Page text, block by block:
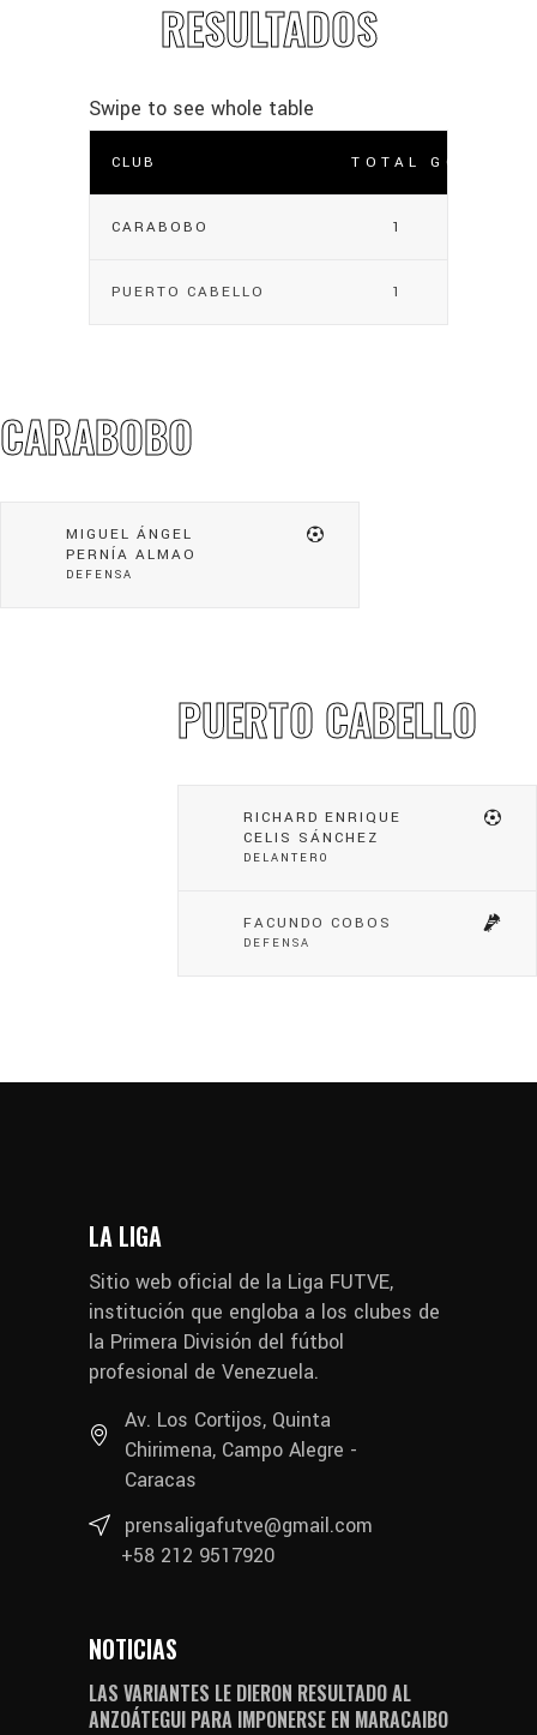
RESULTADOS
CLUB TOTAL GOLES
CARABOBO 1
PUERTO CABELLO 1
CARABOBO
MIGUEL ÁNGEL
PERNÍA ALMAO
DEFENSA
PUERTO CABELLO
RICHARD ENRIQUE
CELIS SÁNCHEZ
DELANTERO
FACUNDO COBOS
DEFENSA
LA LIGA
Sitio web oficial de la Liga FUTVE,
institución que engloba a los clubes de
la Primera División del fútbol
profesional de Venezuela.
Av. Los Cortijos, Quinta
Chirimena, Campo Alegre -
Caracas
prensaligafutve@gmail.com
+58 212 9517920
NOTICIAS
LAS VARIANTES LE DIERON RESULTADO AL
ANZOÁTEGUI PARA IMPONERSE EN MARACAIBO